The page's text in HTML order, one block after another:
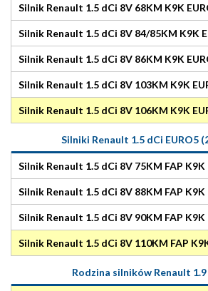
Silnik Renault 1.5 dCi 8V 68KM K9K
Silnik Renault 1.5 dCi 8V 84/85KM K9K
Silnik Renault 1.5 dCi 8V 86KM K9K
Silnik Renault 1.5 dCi 8V 103KM K9K
Silnik Renault 1.5 dCi 8V 106KM K9K
Silniki Renault 1.5 dCi EURO5
Silnik Renault 1.5 dCi 8V 75KM FAP K9K
Silnik Renault 1.5 dCi 8V 88KM FAP K9K
Silnik Renault 1.5 dCi 8V 90KM FAP K9K
Silnik Renault 1.5 dCi 8V 110KM FAP
Rodzina silników Renault 1.9